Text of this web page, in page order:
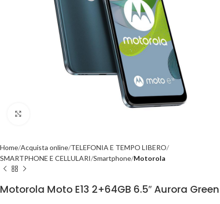
Home Acquista online TELEFONIA E TEMPO LIBERO
SMARTPHONE E CELLULARI Smartphone Motorola
Motorola Moto E13 2+64GB 6.5″ Aurora Green